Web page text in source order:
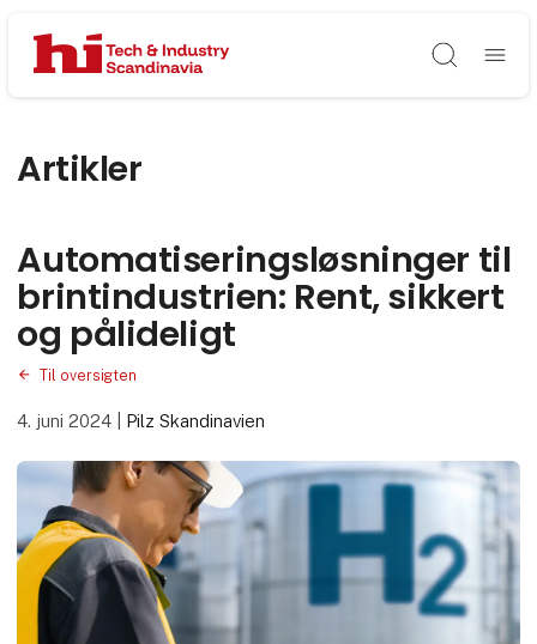
Søg
Artikler
Automatiseringsløsninger til
brintindustrien: Rent, sikkert
og pålideligt
Til oversigten
4. juni 2024 Pilz Skandinavien